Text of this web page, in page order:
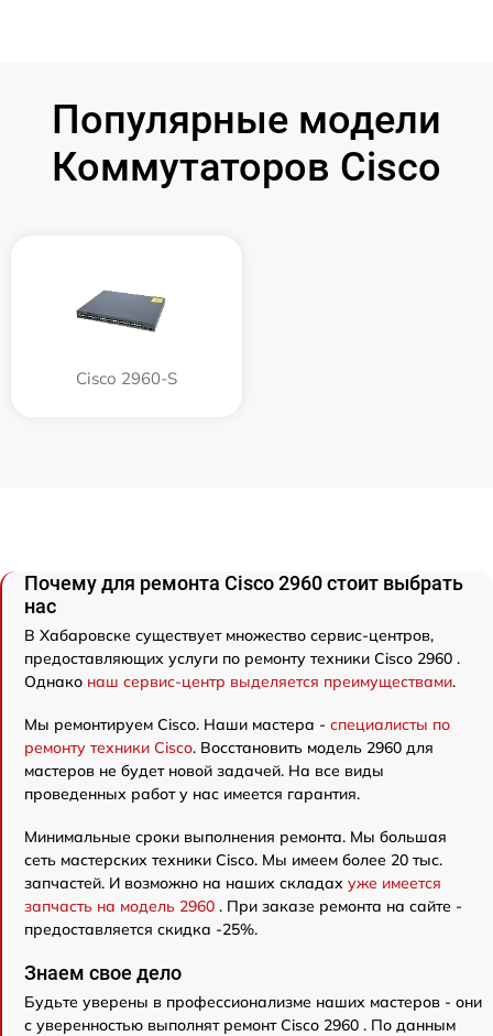
Популярные модели
Коммутаторов Cisco
Cisco 2960-S
Почему для ремонта Cisco 2960 стоит выбрать
нас
В Хабаровске существует множество сервис-центров,
предоставляющих услуги по ремонту техники Cisco 2960 .
Однако наш сервис-центр выделяется преимуществами.
Мы ремонтируем Cisco. Наши мастера - специалисты по
ремонту техники Cisco. Восстановить модель 2960 для
мастеров не будет новой задачей. На все виды
проведенных работ у нас имеется гарантия.
Минимальные сроки выполнения ремонта. Мы большая
сеть мастерских техники Cisco. Мы имеем более 20 тыс.
запчастей. И возможно на наших складах уже имеется
запчасть на модель 2960 . При заказе ремонта на сайте -
предоставляется скидка -25%.
Знаем свое дело
Будьте уверены в профессионализме наших мастеров - они
с уверенностью выполнят ремонт Cisco 2960 . По данным